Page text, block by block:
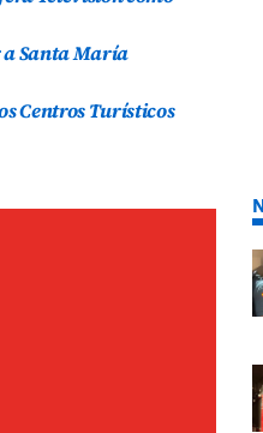
Santa María
Centros Turísticos